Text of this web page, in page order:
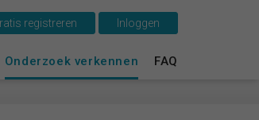
Onderzoek verkennen FAQ
registreren Inloggen